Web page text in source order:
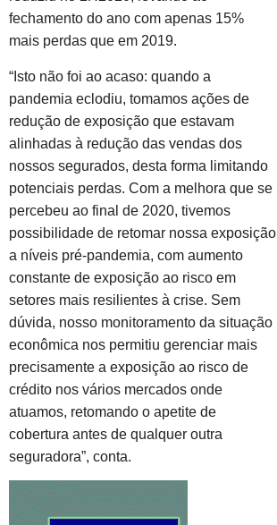
fechamento do ano com apenas 15%
mais perdas que em 2019.
“Isto não foi ao acaso: quando a
pandemia eclodiu, tomamos ações de
redução de exposição que estavam
alinhadas à redução das vendas dos
nossos segurados, desta forma limitando
potenciais perdas. Com a melhora que se
percebeu ao final de 2020, tivemos
possibilidade de retomar nossa exposição
a níveis pré-pandemia, com aumento
constante de exposição ao risco em
setores mais resilientes à crise. Sem
dúvida, nosso monitoramento da situação
econômica nos permitiu gerenciar mais
precisamente a exposição ao risco de
crédito nos vários mercados onde
atuamos, retomando o apetite de
cobertura antes de qualquer outra
seguradora”, conta.